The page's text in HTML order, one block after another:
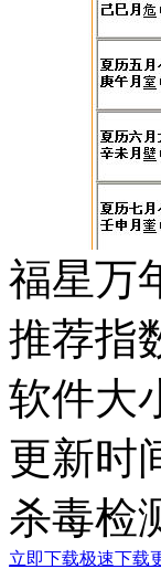
福星万
推荐指
软件大
更新时
杀毒检
立即下载极速下载